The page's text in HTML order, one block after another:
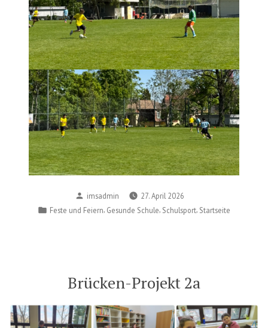
Posted
by
imsadmin
27. April 2026
Posted
Feste und Feiern, Gesunde Schule, Schulsport, Startseite
Brücken-Projekt 2a